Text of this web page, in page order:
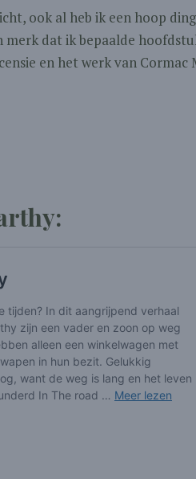
ook al heb ik een hoop
dat ik bepaalde
en het werk van